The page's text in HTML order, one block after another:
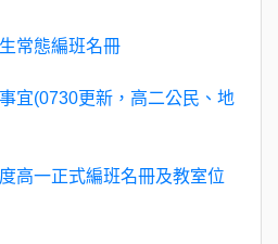
常態編班名冊
宜(0730更新，高二公民、地
高一正式編班名冊及教室位